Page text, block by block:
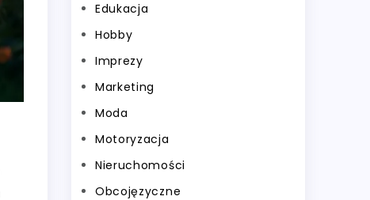
Edukacja
Hobby
Imprezy
Marketing
Moda
Motoryzacja
Nieruchomości
Obcojęzyczne